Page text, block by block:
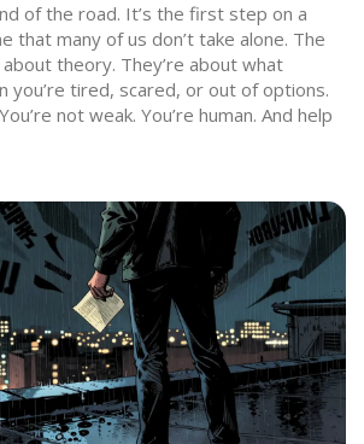
of the road. It’s the first step on a
that many of us don’t take alone. The
theory. They’re about what
you’re tired, scared, or out of options.
not weak. You’re human. And help